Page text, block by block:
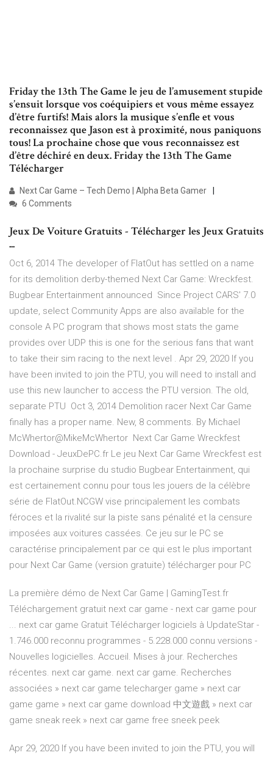
Friday the 13th The Game le jeu de l’amusement stupide
s’ensuit lorsque vos coéquipiers et vous même essayez
d’être furtifs! Mais alors la musique s’enfle et vous
reconnaissez que Jason est à proximité, nous paniquons
tous! La prochaine chose que vous reconnaissez est
d’être déchiré en deux. Friday the 13th The Game
Télécharger
Next Car Game – Tech Demo | Alpha Beta Gamer
6 Comments
Jeux De Voiture Gratuits - Télécharger les Jeux Gratuits
...
Oct 6, 2014 The developer of FlatOut has settled on a name
for its demolition derby-themed Next Car Game: Wreckfest.
Bugbear Entertainment announced Since Project CARS' 7.0
update, select Community Apps are also available for the
console A PC program that shows most stats the game
provides over UDP this is one for the serious fans that want
to take their sim racing to the next level . Apr 29, 2020 If you
have been invited to join the PTU, you will need to install and
use this new launcher to access the PTU version. The old,
separate PTU Oct 3, 2014 Demolition racer Next Car Game
finally has a proper name. New, 8 comments. By Michael
McWhertor@MikeMcWhertor Next Car Game Wreckfest
Download - JeuxDePC.fr Le jeu Next Car Game Wreckfest est
la prochaine surprise du studio Bugbear Entertainment, qui
est certainement connu pour tous les jouers de la célèbre
série de FlatOut.NCGW vise principalement les combats
féroces et la rivalité sur la piste sans pénalité et la censure
imposées aux voitures cassées. Ce jeu sur le PC se
caractérise principalement par ce qui est le plus important
pour Next Car Game (version gratuite) télécharger pour PC
La première démo de Next Car Game | GamingTest.fr
Téléchargement gratuit next car game - next car game pour
... next car game Gratuit Télécharger logiciels à UpdateStar -
1.746.000 reconnu programmes - 5.228.000 connu versions -
Nouvelles logicielles. Accueil. Mises à jour. Recherches
récentes. next car game. next car game. Recherches
associées » next car game telecharger game » next car
game game » next car game download 中文遊戲 » next car
game sneak reek » next car game free sneek peek
Apr 29, 2020 If you have been invited to join the PTU, you will